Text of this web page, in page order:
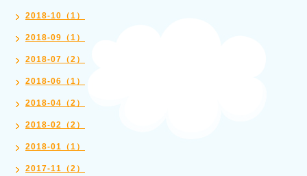
2018-10（1）
2018-09（1）
2018-07（2）
2018-06（1）
2018-04（2）
2018-02（2）
2018-01（1）
2017-11（2）